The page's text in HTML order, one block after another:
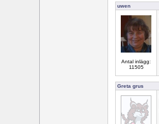
uwen
Antal inlägg:
11505
Greta grus